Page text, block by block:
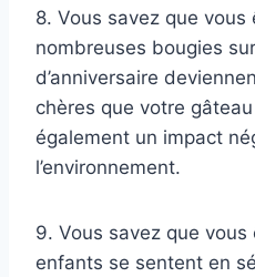
8. Vous savez que
nombreuses bougies
d’anniversaire
chères que votre
également un impact
l’environnement.
9. Vous savez que
enfants se sentent en